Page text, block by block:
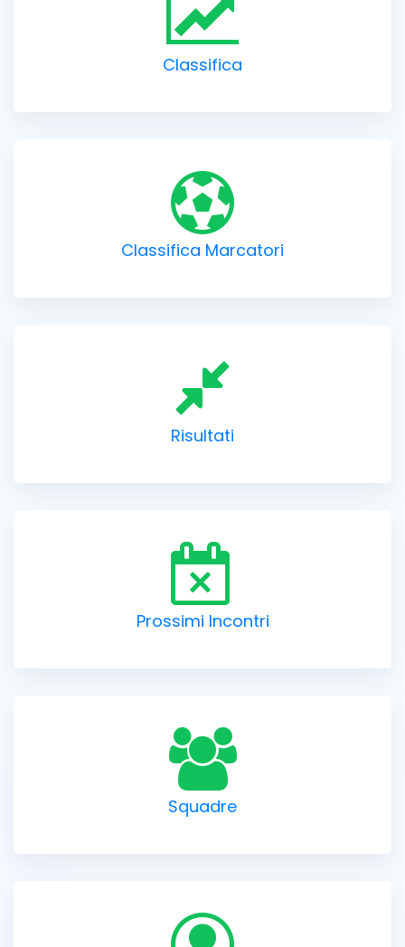
Classifica
Classifica Marcatori
Risultati
Prossimi Incontri
Squadre